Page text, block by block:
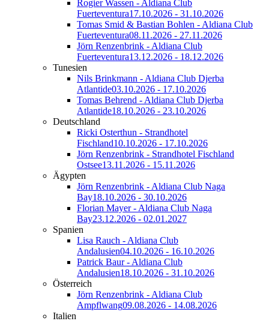
Rogier Wassen - Aldiana Club
Fuerteventura17.10.2026 - 31.10.2026
Tomas Smid & Bastian Bohlen - Aldiana Club
Fuerteventura08.11.2026 - 27.11.2026
Jörn Renzenbrink - Aldiana Club
Fuerteventura13.12.2026 - 18.12.2026
Tunesien
Nils Brinkmann - Aldiana Club Djerba
Atlantide03.10.2026 - 17.10.2026
Tomas Behrend - Aldiana Club Djerba
Atlantide18.10.2026 - 23.10.2026
Deutschland
Ricki Osterthun - Strandhotel
Fischland10.10.2026 - 17.10.2026
Jörn Renzenbrink - Strandhotel Fischland
Ostsee13.11.2026 - 15.11.2026
Ägypten
Jörn Renzenbrink - Aldiana Club Naga
Bay18.10.2026 - 30.10.2026
Florian Mayer - Aldiana Club Naga
Bay23.12.2026 - 02.01.2027
Spanien
Lisa Rauch - Aldiana Club
Andalusien04.10.2026 - 16.10.2026
Patrick Baur - Aldiana Club
Andalusien18.10.2026 - 31.10.2026
Österreich
Jörn Renzenbrink - Aldiana Club
Ampflwang09.08.2026 - 14.08.2026
Italien